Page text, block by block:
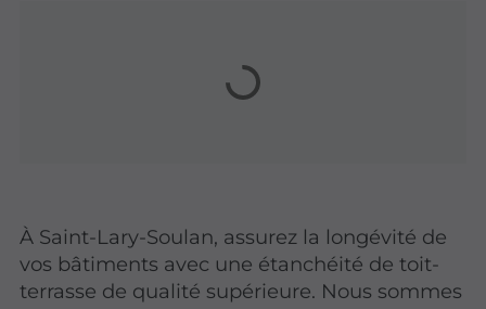
À Saint-Lary-Soulan, assurez la longévité de
vos bâtiments avec une étanchéité de toit-
terrasse de qualité supérieure. Nous sommes